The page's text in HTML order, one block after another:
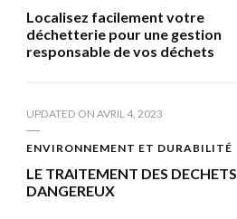
Localisez facilement votre
déchetterie pour une gestion
responsable de vos déchets
UPDATED ON AVRIL 4, 2023
ENVIRONNEMENT ET DURABILITÉ
LE TRAITEMENT DES DECHETS
DANGEREUX